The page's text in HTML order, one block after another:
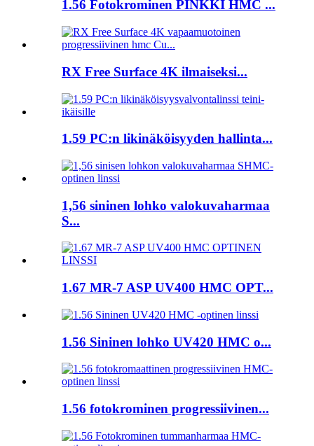
1.56 Fotokrominen PINKKI HMC ...
RX Free Surface 4K ilmaiseksi...
1.59 PC:n likinäköisyyden hallinta...
1,56 sininen lohko valokuvaharmaa
S...
1.67 MR-7 ASP UV400 HMC OPT...
1.56 Sininen lohko UV420 HMC o...
1.56 fotokrominen progressiivinen...